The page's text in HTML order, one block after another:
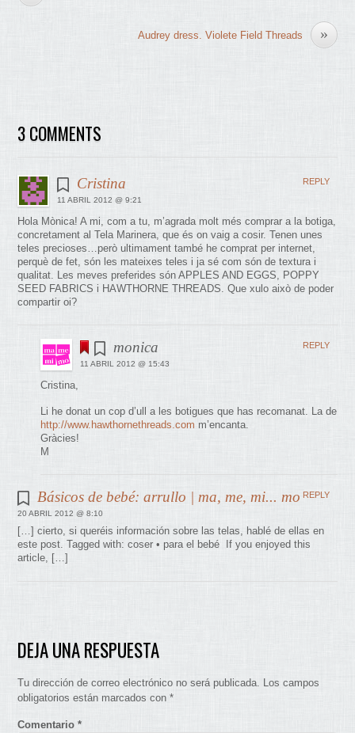
»
Audrey dress. Violete Field Threads
3 COMMENTS
Cristina
11 ABRIL 2012 @ 9:21
Hola Mònica! A mi, com a tu, m’agrada molt més comprar a la botiga,
concretament al Tela Marinera, que és on vaig a cosir. Tenen unes
teles precioses…però ultimament també he comprat per internet,
perquè de fet, són les mateixes teles i ja sé com són de textura i
qualitat. Les meves preferides són APPLES AND EGGS, POPPY
SEED FABRICS i HAWTHORNE THREADS. Que xulo això de poder
compartir oi?
REPLY
monica
11 ABRIL 2012 @ 15:43
Cristina,
Li he donat un cop d’ull a les botigues que has recomanat. La de
http://www.hawthornethreads.com m’encanta.
Gràcies!
M
REPLY
Básicos de bebé: arrullo | ma, me, mi... mo
20 ABRIL 2012 @ 8:10
[…] cierto, si queréis información sobre las telas, hablé de ellas en
este post. Tagged with: coser • para el bebé If you enjoyed this
article, […]
REPLY
DEJA UNA RESPUESTA
Tu dirección de correo electrónico no será publicada. Los campos
obligatorios están marcados con*
Comentario*